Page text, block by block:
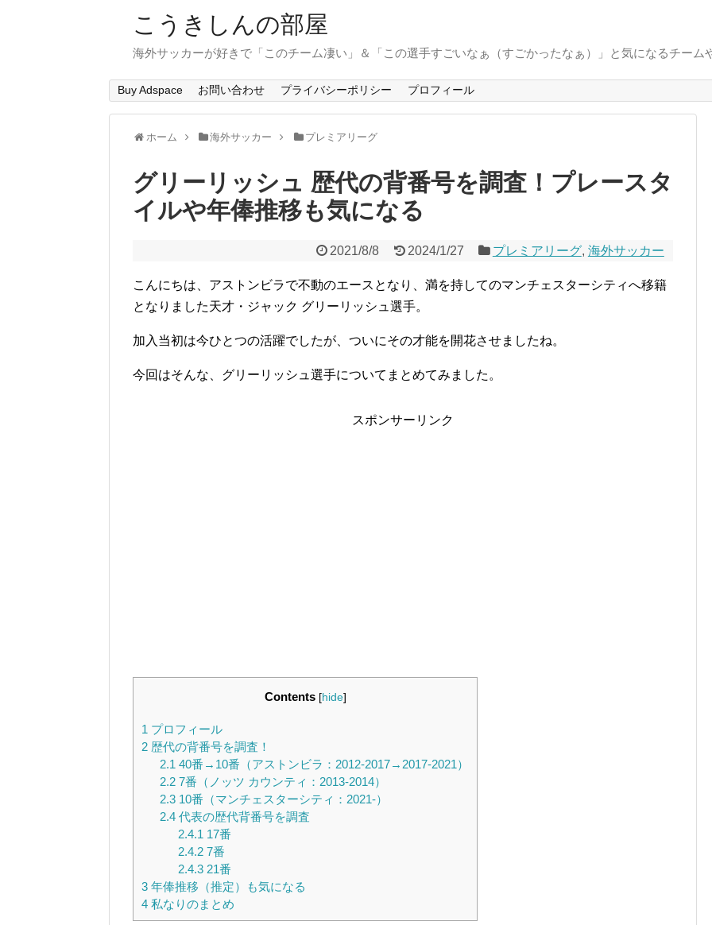
こうきしんの部屋
海外サッカーが好きで「このチーム凄い」＆「この選手すごいなぁ（すごかったなぁ）」と気になるチーム
Buy Adspace お問い合わせ プライバシーポリシー プロフィール
ホーム 海外サッカー プレミアリーグ
グリーリッシュ 歴代の背番号を調査！プレースタ
イルや年俸推移も気になる
2021/8/8 2024/1/27 プレミアリーグ, 海外サッカー
こんにちは、アストンビラで不動のエースとなり、満を持してのマンチェスターシティへ移籍
となりました天才・ジャック グリーリッシュ選手。
加入当初は今ひとつの活躍でしたが、ついにその才能を開花させましたね。
今回はそんな、グリーリッシュ選手についてまとめてみました。
スポンサーリンク
Contents [hide]
1 プロフィール
2 歴代の背番号を調査！
2.1 40番→10番（アストンビラ：2012-2017→2017-2021）
2.27番（ノッツ カウンティ：2013-2014）
2.310番（マンチェスターシティ：2021-）
2.4代表の歴代背番号を調査
2.4.1 17番
2.4.27番
2.4.321番
3 年俸推移（推定）も気になる
4 私なりのまとめ